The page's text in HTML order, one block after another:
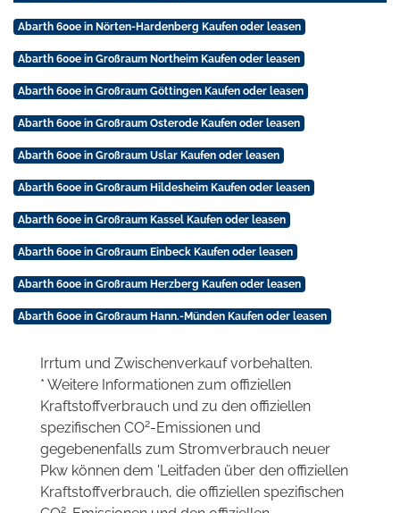
Abarth 600e in Nörten-Hardenberg Kaufen oder leasen
Abarth 600e in Großraum Northeim Kaufen oder leasen
Abarth 600e in Großraum Göttingen Kaufen oder leasen
Abarth 600e in Großraum Osterode Kaufen oder leasen
Abarth 600e in Großraum Uslar Kaufen oder leasen
Abarth 600e in Großraum Hildesheim Kaufen oder leasen
Abarth 600e in Großraum Kassel Kaufen oder leasen
Abarth 600e in Großraum Einbeck Kaufen oder leasen
Abarth 600e in Großraum Herzberg Kaufen oder leasen
Abarth 600e in Großraum Hann.-Münden Kaufen oder leasen
Irrtum und Zwischenverkauf vorbehalten.
* Weitere Informationen zum offiziellen
Kraftstoffverbrauch und zu den offiziellen
spezifischen CO2-Emissionen und
gegebenenfalls zum Stromverbrauch neuer
Pkw können dem 'Leitfaden über den offiziellen
Kraftstoffverbrauch, die offiziellen spezifischen
2